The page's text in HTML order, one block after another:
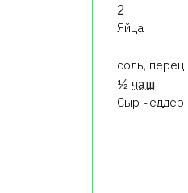
2
Яйца
соль, перец
1⁄2 чаш
Сыр чеддер